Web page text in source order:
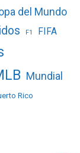
del Mundo
F1 FIFA
Mundial
Rico